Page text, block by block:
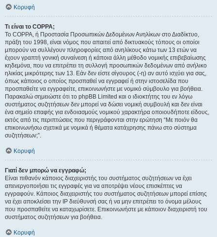
Κορυφή
Τι είναι το COPPA;
Το COPPA, ή Προστασία Προσωπικών Δεδομένων Ανηλίκων στο Διαδίκτυο,
πράξη του 1998, είναι νόμος που απαιτεί από δικτυακούς τόπους οι οποίοι
μπορούν να συλλέγουν πληροφορίες από ανηλίκους κάτω των 13 ετών να
έχουν γραπτή γονική συναίνεση ή κάποια άλλη μέθοδο νομικής επιβεβαίωσης
κηδεμόνα, που να επιτρέπει τη συλλογή προσωπικών δεδομένων από ανήλικο
ηλικίας μικρότερης των 13. Εάν δεν είστε σίγουρος (-η) αν αυτό ισχύει για σας,
όπως κάποιος ο οποίος προσπαθεί να εγγραφεί ή στην ιστοσελίδα που
προσπαθείτε να εγγραφείτε, επικοινωνήστε με νομικό σύμβουλο για βοήθεια.
Παρακαλώ σημειώστε ότι το phpBB Limited και ο ιδιοκτήτης του εν λόγω
συστήματος συζητήσεων δεν μπορεί να δώσει νομική συμβουλή και δεν είναι
ένα σημείο επαφής για ενδοιασμούς νομικού χαρακτήρα οποιουδήποτε είδους,
εκτός από τις περιπτώσεις που περιγράφονται στην ερώτηση “Με ποιόν θα
επικοινωνήσω σχετικά με νομικά ή θέματα κατάχρησης πάνω στο σύστημα
συζητήσεων;”.
Κορυφή
Γιατί δεν μπορώ να εγγραφώ;
Είναι πιθανόν κάποιος διαχειριστής του συστήματος συζητήσεων να έχει
απενεργοποιήσει τις εγγραφές για να αποτρέψει νέους επισκέπτες να
εγγραφούν. Κάποιος διαχειριστής του συστήματος συζητήσεων μπορεί επίσης
να έχει αποκλείσει την IP διεύθυνσή σας ή να μην επιτρέπει το όνομα μέλους
που προσπαθείτε να καταχωρίσετε. Επικοινωνήστε με κάποιον διαχειριστή του
συστήματος συζητήσεων για βοήθεια.
Κορυφή